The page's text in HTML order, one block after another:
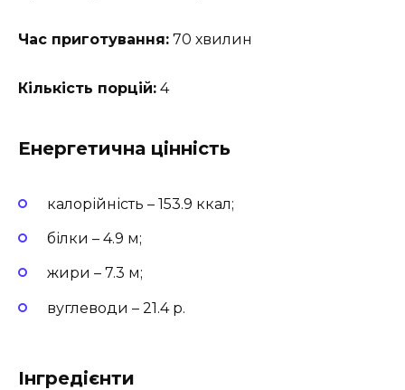
Час приготування: 70 хвилин
Кількість порцій: 4
Енергетична цінність
калорійність – 153.9 ккал;
білки – 4.9 м;
жири – 7.3 м;
вуглеводи – 21.4 р.
Інгредієнти